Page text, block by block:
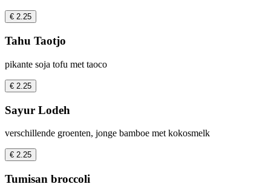
€ 2.25
Tahu Taotjo
pikante soja tofu met taoco
€ 2.25
Sayur Lodeh
verschillende groenten, jonge bamboe met kokosmelk
€ 2.25
Tumisan broccoli